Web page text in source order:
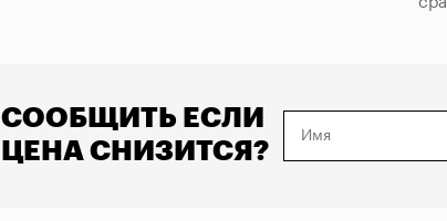
СООБЩИТЬ ЕСЛИ
ЦЕНА СНИЗИТСЯ?